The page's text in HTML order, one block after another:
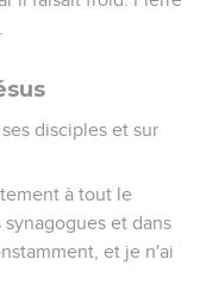
disciples et sur
à tout le
et dans
et je n'ai